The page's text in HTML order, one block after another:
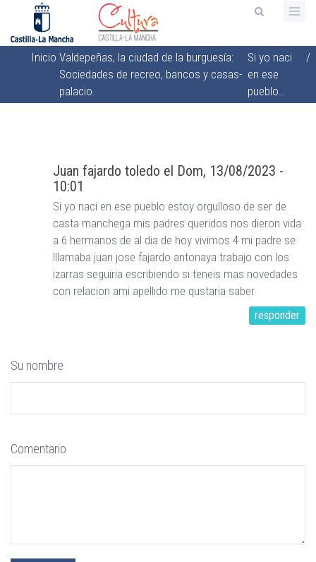
contenido
principal
Sobrescribir
enlaces
de
navegación
Inicio Valdepeñas, la ciudad de la burguesía:
Sociedades de recreo, bancos y casas-
palacio.
Si yo naci
en ese
pueblo…
/
Juan fajardo toledo el Dom, 13/08/2023 -
10:01
Si yo naci en ese pueblo estoy orgulloso de ser de
casta manchega mis padres queridos nos dieron vida
a 6 hermanos de al dia de hoy vivimos 4 mi padre se
lllamaba juan jose fajardo antonaya trabajo con los
izarras seguiria escribiendo si teneis mas novedades
con relacion ami apellido me qustaria saber
responder
Su nombre
Comentario